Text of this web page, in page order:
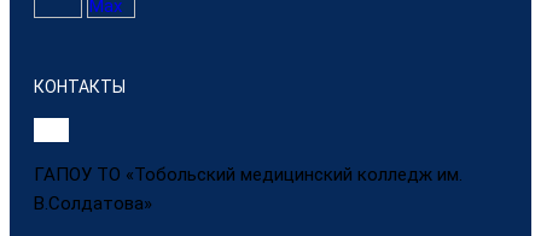
КОНТАКТЫ
ГАПОУ ТО «Тобольский медицинский колледж им.
В.Солдатова»